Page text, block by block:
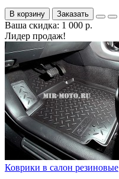
В корзину Заказать
Ваша скидка: 1 000 р.
Лидер продаж!
Коврики в салон резиновые